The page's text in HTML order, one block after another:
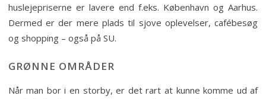
huslejepriserne er lavere end f.eks. København og Aarhus.
Dermed er der mere plads til sjove oplevelser, cafébesøg
og shopping – også på SU.
GRØNNE OMRÅDER
Når man bor i en storby, er det rart at kunne komme ud af